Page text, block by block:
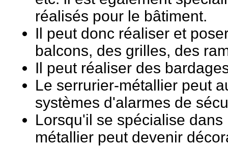
réalisés pour le bâtiment.
Il peut donc réaliser et
balcons, des grilles, des
Il peut réaliser des
Le serrurier-métallier peut
systèmes d'alarmes de
Lorsqu'il se spécialise
métallier peut devenir